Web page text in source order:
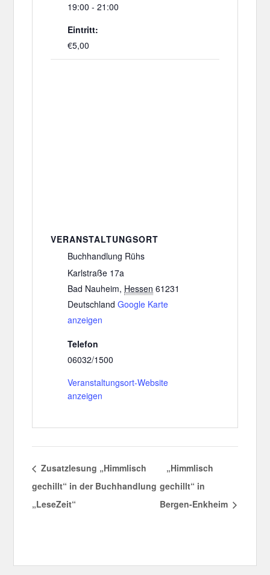
19:00 - 21:00
Eintritt:
€5,00
VERANSTALTUNGSORT
Buchhandlung Rühs
Karlstraße 17a
Bad Nauheim, Hessen 61231
Deutschland Google Karte
anzeigen
Telefon
06032/1500
Veranstaltungsort-Website
anzeigen
Zusatzlesung „Himmlisch
gechillt“ in der Buchhandlung
„LeseZeit“
„Himmlisch
gechillt“ in
Bergen-Enkheim